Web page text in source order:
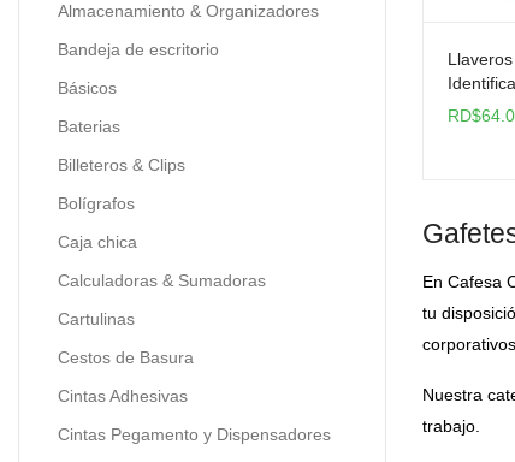
RD$
En Cafesa
tu
Nuestra
trabajo.
Almacenamiento & Organizadores
Bandeja de escritorio
Básicos
Baterias
Billeteros & Clips
Bolígrafos
Caja chica
Calculadoras & Sumadoras
Cartulinas
Cestos de Basura
Cintas Adhesivas
Cintas Pegamento y Dispensadores